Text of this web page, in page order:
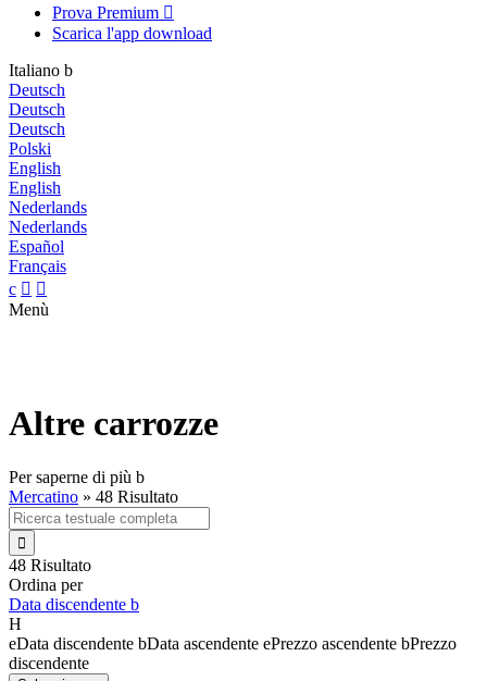
Prova Premium 
Scarica l'app download
Italiano b
Deutsch
Deutsch
Deutsch
Polski
English
English
Nederlands
Nederlands
Español
Français
c  
Menù
Altre carrozze
Per saperne di più b
Mercatino » 48 Risultato

48 Risultato
Ordina per
Data discendente b
H
eData discendente bData ascendente ePrezzo ascendente bPrezzo
discendente